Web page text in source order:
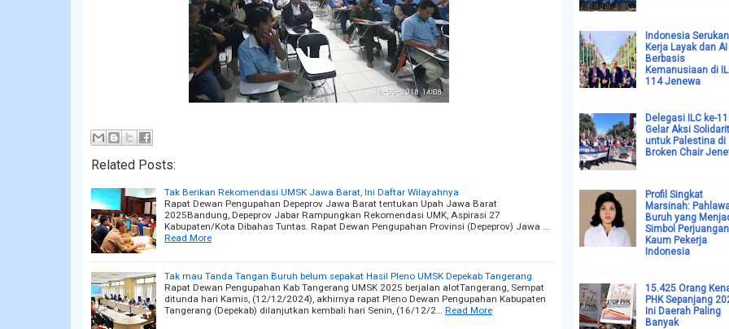
Related Posts:
Tak Berikan Rekomendasi UMSK Jawa Barat, Ini Daftar Wilayahnya
Rapat Dewan Pengupahan Depeprov Jawa Barat tentukan Upah Jawa Barat
2025Bandung, Depeprov Jabar Rampungkan Rekomendasi UMK, Aspirasi 27
Kabupaten/Kota Dibahas Tuntas. Rapat Dewan Pengupahan Provinsi (Depeprov) Jawa …
Read More
Tak mau Tanda Tangan Buruh belum sepakat Hasil Pleno UMSK Depekab Tangerang
Rapat Dewan Pengupahan Kab Tangerang UMSK 2025 berjalan alotTangerang, Sempat
ditunda hari Kamis, (12/12/2024), akhirnya rapat Pleno Dewan Pengupahan Kabupaten
Tangerang (Depekab) dilanjutkan kembali hari Senin, (16/12/2…
Read More
Indonesia Serukan
Kerja Layak dan AI
Berbasis
Kemanusiaan di
114 Jenewa
Delegasi ILC ke-
Gelar Aksi
untuk Palestina di
Broken Chair
Profil Singkat
Marsinah:
Buruh yang
Simbol Perjuangan
Kaum Pekerja
Indonesia
15.425 Orang
PHK Sepanjang
Ini Daerah Paling
Banyak